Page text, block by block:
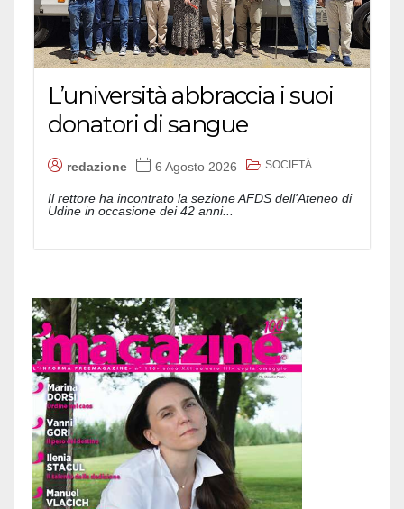
L’università abbraccia i suoi
donatori di sangue
redazione 6 Agosto 2026 SOCIETÀ
Il rettore ha incontrato la sezione AFDS dell'Ateneo di
Udine in occasione dei 42 anni...